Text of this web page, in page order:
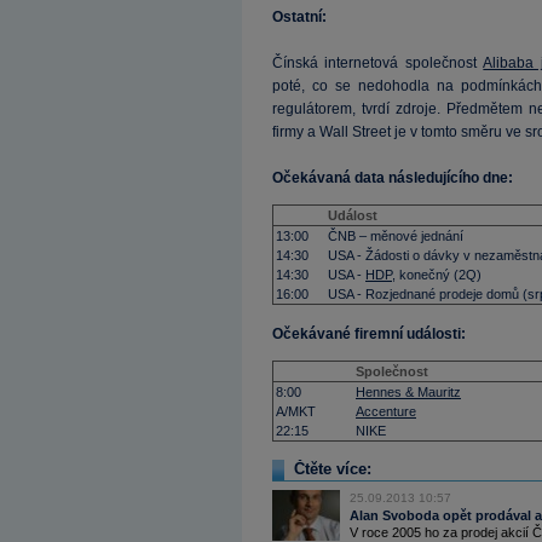
Ostatní:
Čínská internetová společnostAlibaba
poté, co se nedohodla na
regulátorem, tvrdí zdroje. Předmětem
firmy a Wall Street je v tomto směru ve
Očekávaná data následujícího dne:
Událost
13:00
ČNB – měnové jednání
14:30
USA - Žádosti o dávky v
14:30
USA - HDP, konečný (2Q)
16:00
USA - Rozjednané prodeje domů
Očekávané firemní události:
Společnost
8:00
Hennes & Mauritz
A/MKT
Accenture
22:15
NIKE
Čtěte více:
25.09.2013 10:57
Alan Svoboda opět prodával
V roce 2005 ho za prodej akcií